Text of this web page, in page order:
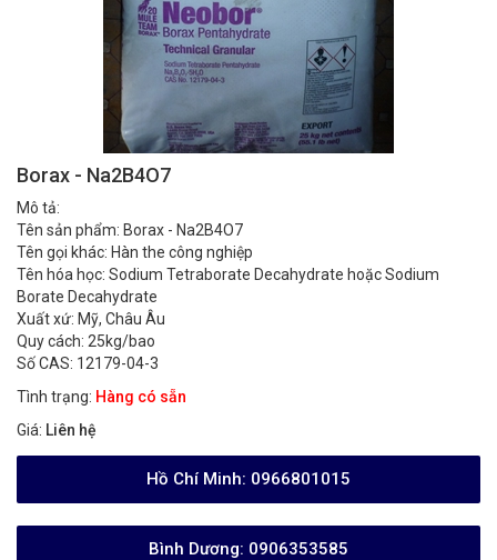
Borax - Na2B4O7
Mô tả:
Tên sản phẩm: Borax - Na2B4O7
Tên gọi khác: Hàn the công nghiệp
Tên hóa học: Sodium Tetraborate Decahydrate hoặc Sodium
Borate Decahydrate
Xuất xứ: Mỹ, Châu Âu
Quy cách: 25kg/bao
Số CAS: 12179-04-3
Tình trạng: Hàng có sẵn
Giá: Liên hệ
Hồ Chí Minh: 0966801015
Bình Dương: 0906353585